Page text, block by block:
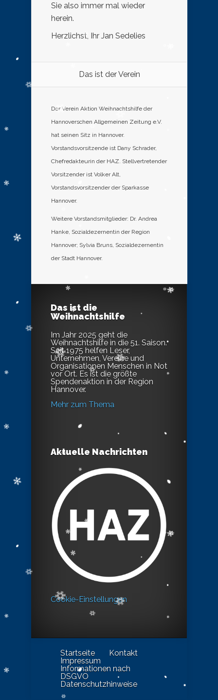
Sie also immer mal wieder
herein.
Herzlichst, Ihr Jan Sedelies
Das ist der Verein
Der Verein Aktion Weihnachtshilfe der
Hannoverschen Allgemeinen Zeitung e.V.
hat seinen Sitz in Hannover.
Vorstandsvorsitzende ist Dany Schrader,
Chefredakteurin der HAZ. Stellvertretender
Vorsitzender ist Volker Alt,
Vorstandsvorsitzender der Sparkasse
Hannover.
Weitere Vorstandsmitglieder: Dr. Andrea
Hanke, Sozialdezernentin der Region
Hannover; Sylvia Bruns, Sozialdezernentin
der Stadt Hannover.
Das ist die
Weihnachtshilfe
Im Jahr 2025 geht die
Weihnachtshilfe in die 51. Saison.
Seit 1975 helfen Leser,
Unternehmen, Vereine und
Organisationen Menschen in Not
vor Ort. Es ist die größte
Spendenaktion in der Region
Hannover.
Mehr zum Thema
Aktuelle Nachrichten
Cookie-Einstellungen
Startseite
Kontakt
Impressum
Informationen nach
DSGVO
Datenschutzhinweise